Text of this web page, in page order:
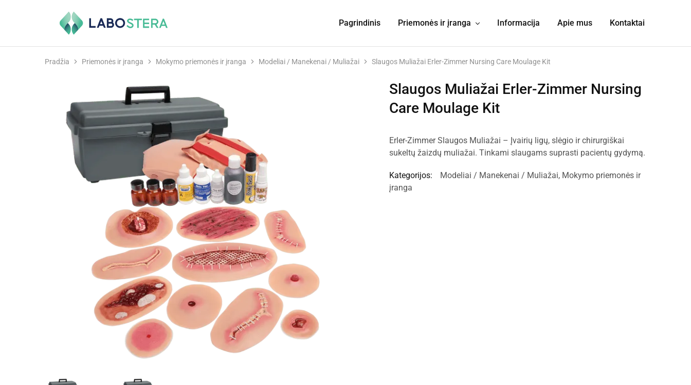
Labostera
Laboratorinė
Pagrindinis Priemonės ir įranga Informacija Apie mus Kontaktai
Pradžia Priemonės ir įranga Mokymo priemonės ir įranga Modeliai / Manekenai / Muliažai Slaugos Muliažai Erler-Zimmer Nursing Care Moulage Kit
Slaugos Muliažai Erler-Zimmer Nursing
Care Moulage Kit
Erler-Zimmer Slaugos Muliažai – Įvairių ligų, slėgio ir chirurgiškai
sukeltų žaizdų muliažai. Tinkami slaugams suprasti pacientų gydymą.
Kategorijos: Modeliai / Manekenai / Muliažai, Mokymo priemonės ir
įranga